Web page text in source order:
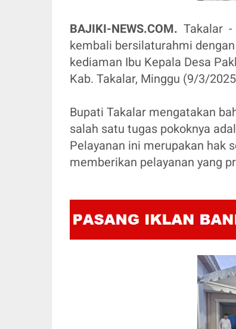
BAJIKI-NEWS.COM. Takalar -
kembali bersilaturahmi
kediaman Ibu Kepala Desa
Kab. Takalar, Minggu (9/3/
Bupati Takalar mengatakan
salah satu tugas pokoknya
Pelayanan ini merupakan hak
memberikan pelayanan yang